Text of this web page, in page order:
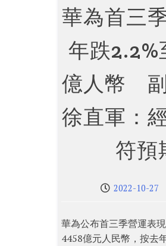
華為首三
年跌2.2%
億人幣
徐直軍：
符預
2022-10-27
華為公布首三季營運表
4458億元人民幣，按去